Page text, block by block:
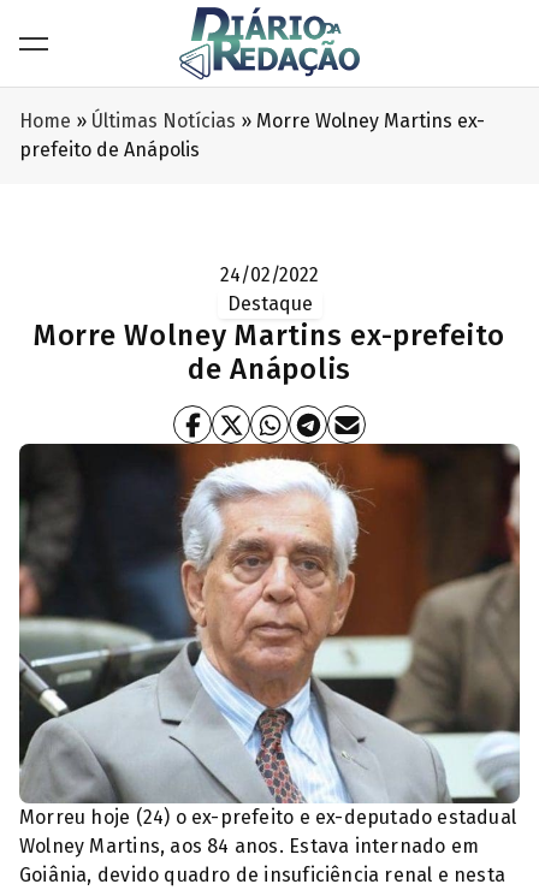
Home » Últimas Notícias » Morre Wolney Martins ex-
prefeito de Anápolis
24/02/2022
Destaque
Morre Wolney Martins ex-prefeito
de Anápolis
Morreu hoje (24) o ex-prefeito e ex-deputado estadual
Wolney Martins, aos 84 anos. Estava internado em
Goiânia, devido quadro de insuficiência renal e nesta